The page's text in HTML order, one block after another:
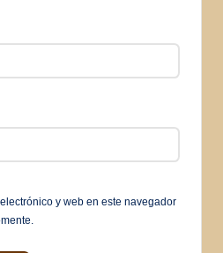
y web en este navegador